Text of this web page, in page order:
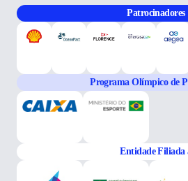
Patrocinadores
Programa Olímpico de
Entidade Filiada